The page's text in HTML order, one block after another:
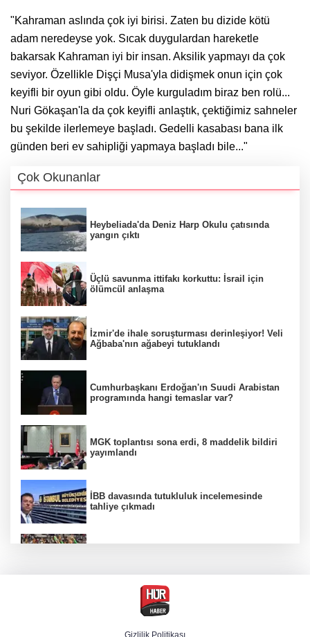
"Kahraman aslında çok iyi birisi. Zaten bu dizide kötü
adam neredeyse yok. Sıcak duygulardan hareketle
bakarsak Kahraman iyi bir insan. Aksilik yapmayı da çok
seviyor. Özellikle Dişçi Musa'yla didişmek onun için çok
keyifli bir oyun gibi oldu. Öyle kurguladım biraz ben rolü...
Nuri Gökaşan'la da çok keyifli anlaştık, çektiğimiz sahneler
bu şekilde ilerlemeye başladı. Gedelli kasabası bana ilk
günden beri ev sahipliği yapmaya başladı bile..."
Çok Okunanlar
Heybeliada'da Deniz Harp Okulu çatısında
yangın çıktı
Üçlü savunma ittifakı korkuttu: İsrail için
ölümcül anlaşma
İzmir'de ihale soruşturması derinleşiyor! Veli
Ağbaba'nın ağabeyi tutuklandı
Cumhurbaşkanı Erdoğan'ın Suudi Arabistan
programında hangi temaslar var?
MGK toplantısı sona erdi, 8 maddelik bildiri
yayımlandı
İBB davasında tutukluluk incelemesinde
tahliye çıkmadı
Venezuela'da iktidar partisi ile muhalefet
mutabık kaldı
Gizlilik Politikası